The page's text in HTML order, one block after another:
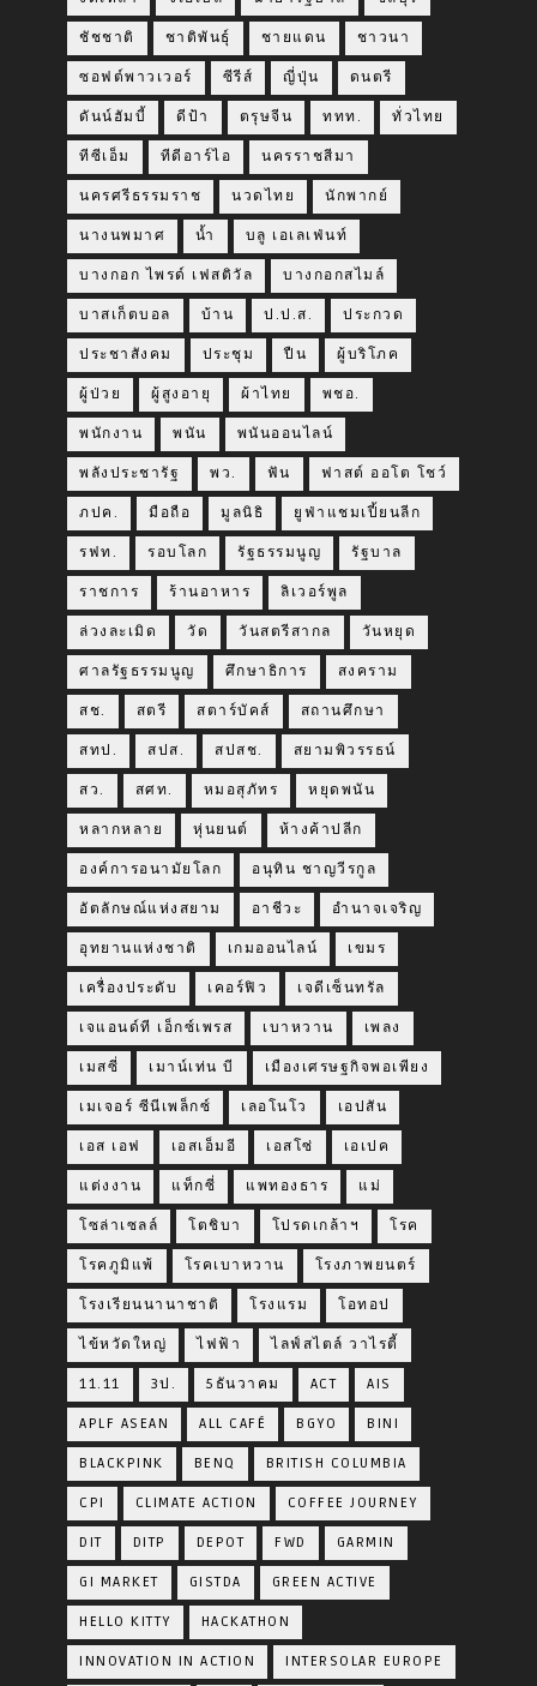
ชัชชาติ ชาติพันธุ์ ชายแดน ชาวนา
ซอฟต์พาวเวอร์ ซีรีส์ ญี่ปุ่น ดนตรี
ดันน์ฮัมบี้ ดีป้า ตรุษจีน ททท. ทั่วไทย
ทีซีเอ็ม ทีดีอาร์ไอ นครราชสีมา
นครศรีธรรมราช นวดไทย นักพากย์
นางนพมาศ น้ำ บลู เอเลเฟ่นท์
บางกอก ไพรด์ เฟสติวัล บางกอกสไมล์
บาสเก็ตบอล บ้าน ป.ป.ส. ประกวด
ประชาสังคม ประชุม ปืน ผู้บริโภค
ผู้ป่วย ผู้สูงอายุ ผ้าไทย พชอ.
พนักงาน พนัน พนันออนไลน์
พลังประชารัฐ พว. ฟัน ฟาสต์ ออโต โชว์
ภปค. มือถือ มูลนิธิ ยูฟ่าแชมเปี้ยนลีก
รฟท. รอบโลก รัฐธรรมนูญ รัฐบาล
ราชการ ร้านอาหาร ลิเวอร์พูล
ล่วงละเมิด วัด วันสตรีสากล วันหยุด
ศาลรัฐธรรมนูญ ศึกษาธิการ สงคราม
สช. สตรี สตาร์บัคส์ สถานศึกษา
สทป. สปส. สปสช. สยามพิวรรธน์
สว. สศท. หมอสุภัทร หยุดพนัน
หลากหลาย หุ่นยนต์ ห้างค้าปลีก
องค์การอนามัยโลก อนุทิน ชาญวีรกูล
อัตลักษณ์แห่งสยาม อาชีวะ อำนาจเจริญ
อุทยานแห่งชาติ เกมออนไลน์ เขมร
เครื่องประดับ เคอร์ฟิว เจดีเซ็นทรัล
เจแอนด์ที เอ็กซ์เพรส เบาหวาน เพลง
เมสซี่ เมาน์เท่น บี เมืองเศรษฐกิจพอเพียง
เมเจอร์ ซีนีเพล็กซ์ เลอโนโว เอปสัน
เอส เอฟ เอสเอ็มอี เอสโซ่ เอเปค
แต่งงาน แท็กซี่ แพทองธาร แม่
โซล่าเซลล์ โตชิบา โปรดเกล้าฯ โรค
โรคภูมิแพ้ โรคเบาหวาน โรงภาพยนตร์
โรงเรียนนานาชาติ โรงแรม โอทอป
ไข้หวัดใหญ่ ไฟฟ้า ไลฟ์สไตล์ วาไรตี้
11.11 3ป. 5ธันวาคม ACT AIS
APLF ASEAN ALL CAFÉ BGYO BINI
BLACKPINK BENQ BRITISH COLUMBIA
CPI CLIMATE ACTION COFFEE JOURNEY
DIT DITP DEPOT FWD GARMIN
GI MARKET GISTDA GREEN ACTIVE
HELLO KITTY HACKATHON
INNOVATION IN ACTION INTERSOLAR EUROPE